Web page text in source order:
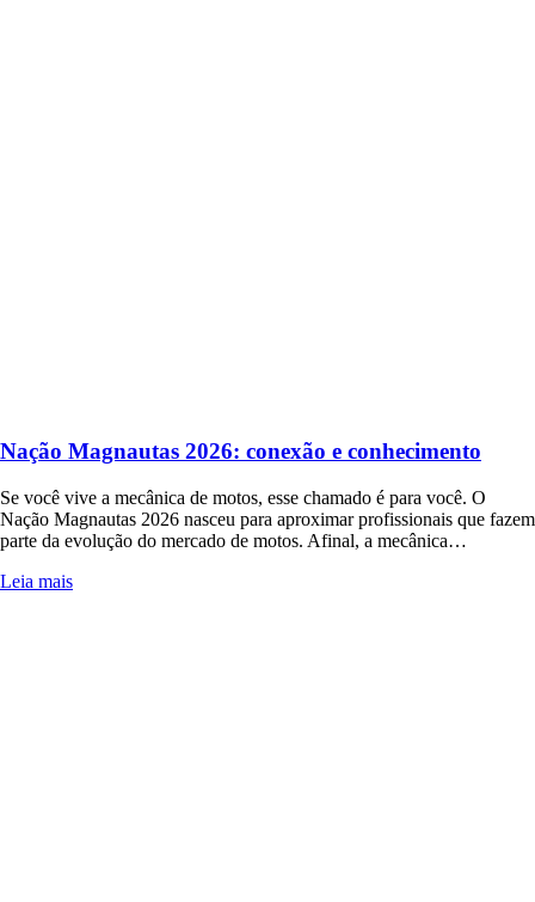
Nação Magnautas 2026: conexão e conhecimento
Se você vive a mecânica de motos, esse chamado é para você. O
Nação Magnautas 2026 nasceu para aproximar profissionais que fazem
parte da evolução do mercado de motos. Afinal, a mecânica…
Leia mais